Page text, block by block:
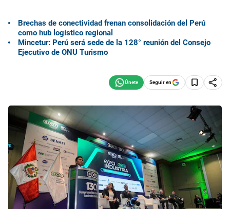
Brechas de conectividad frenan consolidación del Perú
como hub logístico regional
Mincetur: Perú será sede de la 128° reunión del Consejo
Ejecutivo de ONU Turismo
Seguir en